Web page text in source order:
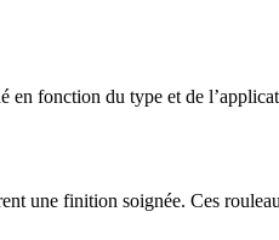
fonction du type et de
une finition soignée. Ces